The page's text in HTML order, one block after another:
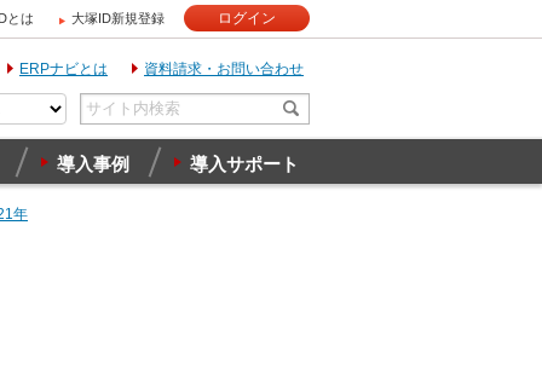
とは 大塚ID新規登録 ログイン
ERPナビとは 資料請求・お問い合わせ
導入事例 導入サポート
年